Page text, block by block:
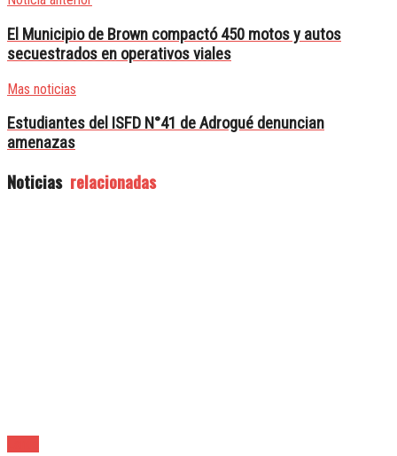
El Municipio de Brown compactó 450 motos y autos
secuestrados en operativos viales
Mas noticias
Estudiantes del ISFD N°41 de Adrogué denuncian
amenazas
Noticias relacionadas